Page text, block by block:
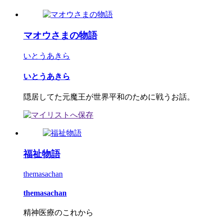
マオウさまの物語
いとうあきら
いとうあきら
隠居してた元魔王が世界平和のために戦うお話。
福祉物語
themasachan
themasachan
精神医療のこれから